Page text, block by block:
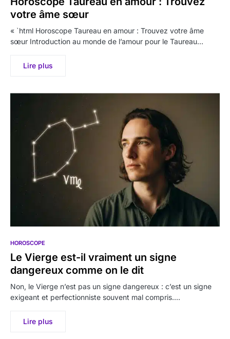
votre âme sœur
« `html Horoscope Taureau en amour : Trouvez votre âme
sœur Introduction au monde de l’amour pour le Taureau…
Lire plus
HOROSCOPE
Le Vierge est-il vraiment un signe
dangereux comme on le dit
Non, le Vierge n’est pas un signe dangereux : c’est un signe
exigeant et perfectionniste souvent mal compris.…
Lire plus